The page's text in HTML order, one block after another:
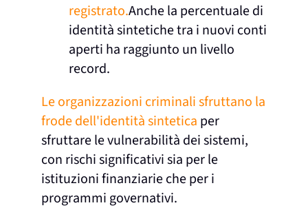
registrato.Anche la percentuale di
identità sintetiche tra i nuovi conti
aperti ha raggiunto un livello
record.
Le organizzazioni criminali sfruttano la
frode dell'identità sintetica per
sfruttare le vulnerabilità dei sistemi,
con rischi significativi sia per le
istituzioni finanziarie che per i
programmi governativi.